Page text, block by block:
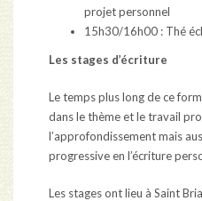
projet personnel
15h30/16h00 : Thé
Les stages d’écriture
Le temps plus long de ce
dans le thème et le travail
l’approfondissement mais
progressive en l’écriture
Les stages ont lieu à Saint